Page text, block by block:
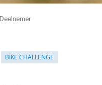
Deelnemer
BIKE CHALLENGE